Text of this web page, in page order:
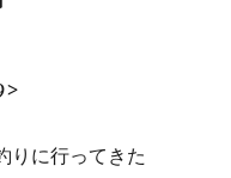
りに行ってきた